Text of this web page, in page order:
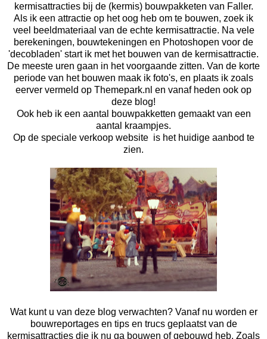
kermisattracties bij de (kermis) bouwpakketen van Faller.
Als ik een attractie op het oog heb om te bouwen, zoek ik
veel beeldmateriaal van de echte kermisattractie. Na vele
berekeningen, bouwtekeningen en Photoshopen voor de
'decobladen' start ik met het bouwen van de kermisattractie.
De meeste uren gaan in het voorgaande zitten. Van de korte
periode van het bouwen maak ik foto's, en plaats ik zoals
eerver vermeld op Themepark.nl en vanaf heden ook op
deze blog!
Ook heb ik een aantal bouwpakketten gemaakt van een
aantal kraampjes.
Op de speciale verkoop websiteis het huidige aanbod te
zien.
Wat kunt u van deze blog verwachten? Vanaf nu worden er
bouwreportages en tips en trucs geplaatst van de
kermisattracties die ik nu ga bouwen of gebouwd heb. Zoals